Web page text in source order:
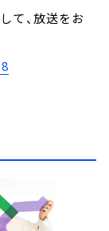
て、放送をお